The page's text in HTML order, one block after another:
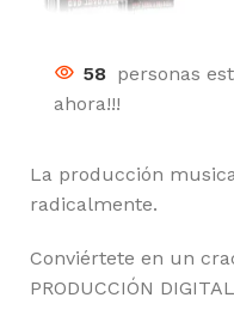
58 personas
ahora!!!
La producción
radicalmente.
Conviértete en un
PRODUCCIÓN